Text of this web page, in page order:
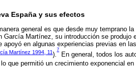
España y sus efectos
general es que desde muy temprano
García Martínez, su introducción se produjo
apoyó en algunas experiencias previas en
Martínez 1994, 11).
7
En general, todos los
que permitió un crecimiento exponencial